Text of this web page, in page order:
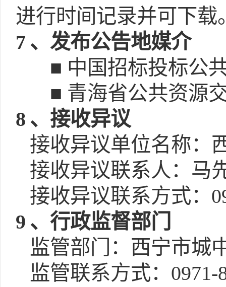
进行时间记录并可下载
7 、发布公告地媒介
■ 中国招标投标公
■ 青海省公共资源
8 、接收异议
接收异议单位名称：
接收异议联系人：马
接收异议联系方式：
9 、行政监督部门
监管部门：西宁市城
监管联系方式：0971-